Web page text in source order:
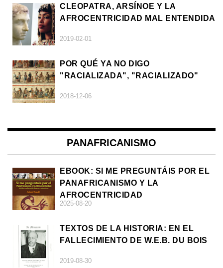
CLEOPATRA, ARSÍNOE Y LA
AFROCENTRICIDAD MAL ENTENDIDA
2019-02-01
POR QUÉ YA NO DIGO
"RACIALIZADA", "RACIALIZADO"
2018-12-06
PANAFRICANISMO
EBOOK: SI ME PREGUNTÁIS POR EL
PANAFRICANISMO Y LA
AFROCENTRICIDAD
2025-08-20
TEXTOS DE LA HISTORIA: EN EL
FALLECIMIENTO DE W.E.B. DU BOIS
2019-08-30